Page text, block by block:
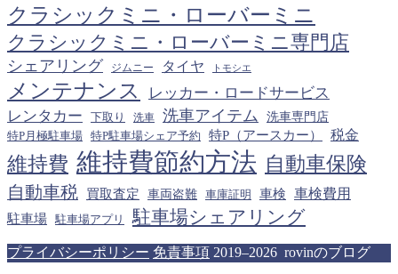
クラシックミニ・ローバーミニ
クラシックミニ・ローバーミニ専門店
シェアリング ジムニー タイヤ トモシエ
メンテナンス
レッカー・ロードサービス
レンタカー
下取り 洗車 洗車アイテム
洗車専門店
特P月極駐車場
特P駐車場シェア予約 特P（アースカー） 税金
維持費 維持費節約方法 自動車保険
自動車税 買取査定 車両盗難 車庫証明 車検 車検費用
駐車場 駐車場アプリ 駐車場シェアリング
プライバシーポリシー 免責事項 2019–2026 rovinのブログ